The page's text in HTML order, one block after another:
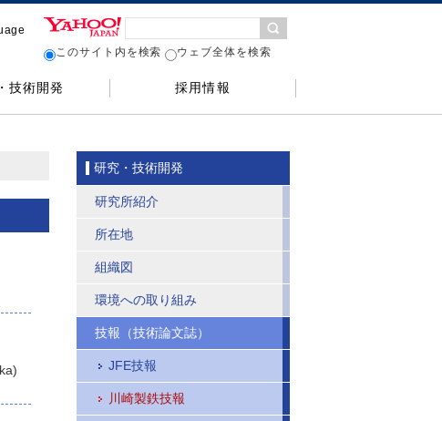
このサイト内を検索
ウェブ全体を検索
技術開発 採用情報
研究・技術開発
研究所紹介
所在地
組織図
環境への取り組み
技報（技術論文誌）
JFE技報
川崎製鉄技報